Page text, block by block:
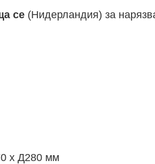
се (Нидерландия) за
х Д280 мм